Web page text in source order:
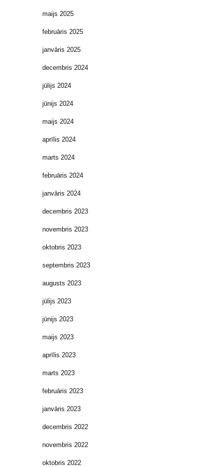
maijs 2025
februāris 2025
janvāris 2025
decembris 2024
jūlijs 2024
jūnijs 2024
maijs 2024
aprīlis 2024
marts 2024
februāris 2024
janvāris 2024
decembris 2023
novembris 2023
oktobris 2023
septembris 2023
augusts 2023
jūlijs 2023
jūnijs 2023
maijs 2023
aprīlis 2023
marts 2023
februāris 2023
janvāris 2023
decembris 2022
novembris 2022
oktobris 2022